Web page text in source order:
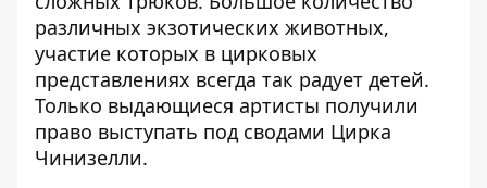
различных экзотических животных,
участие которых в цирковых
представлениях всегда так радует детей.
Только выдающиеся артисты получили
право выступать под сводами Цирка
Чинизелли.